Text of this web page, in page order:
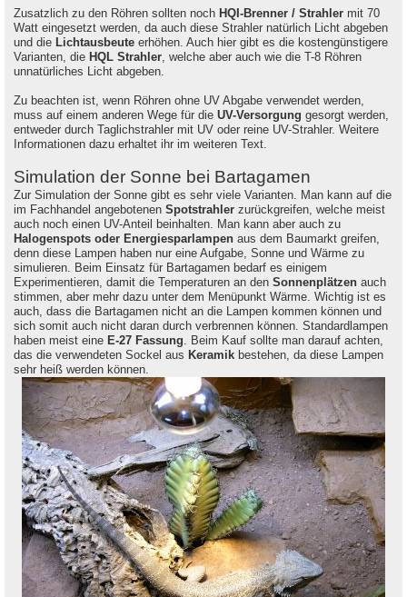
Zusatzlich zu den Röhren sollten noch HQI-Brenner / Strahler mit 70
Watt eingesetzt werden, da auch diese Strahler natürlich Licht abgeben
und die Lichtausbeute erhöhen. Auch hier gibt es die kostengünstigere
Varianten, die HQL Strahler , welche aber auch wie die T-8 Röhren
unnatürliches Licht abgeben.
Zu beachten ist, wenn Röhren ohne UV Abgabe verwendet werden,
muss auf einem anderen Wege für die UV-Versorgung gesorgt werden,
entweder durch Taglichstrahler mit UV oder reine UV-Strahler. Weitere
Informationen dazu erhaltet ihr im weiteren Text.
Simulation der Sonne bei Bartagamen
Zur Simulation der Sonne gibt es sehr viele Varianten. Man kann auf die
im Fachhandel angebotenen Spotstrahler zurückgreifen, welche meist
auch noch einen UV-Anteil beinhalten. Man kann aber auch zu
Halogenspots oder Energiesparlampen aus dem Baumarkt greifen,
denn diese Lampen haben nur eine Aufgabe, Sonne und Wärme zu
simulieren. Beim Einsatz für Bartagamen bedarf es einigem
Experimentieren, damit die Temperaturen an den Sonnenplätzen auch
stimmen, aber mehr dazu unter dem Menüpunkt Wärme. Wichtig ist es
auch, dass die Bartagamen nicht an die Lampen kommen können und
sich somit auch nicht daran durch verbrennen können. Standardlampen
haben meist eine E-27 Fassung . Beim Kauf sollte man darauf achten,
das die verwendeten Sockel aus Keramik bestehen, da diese Lampen
sehr heiß werden können.